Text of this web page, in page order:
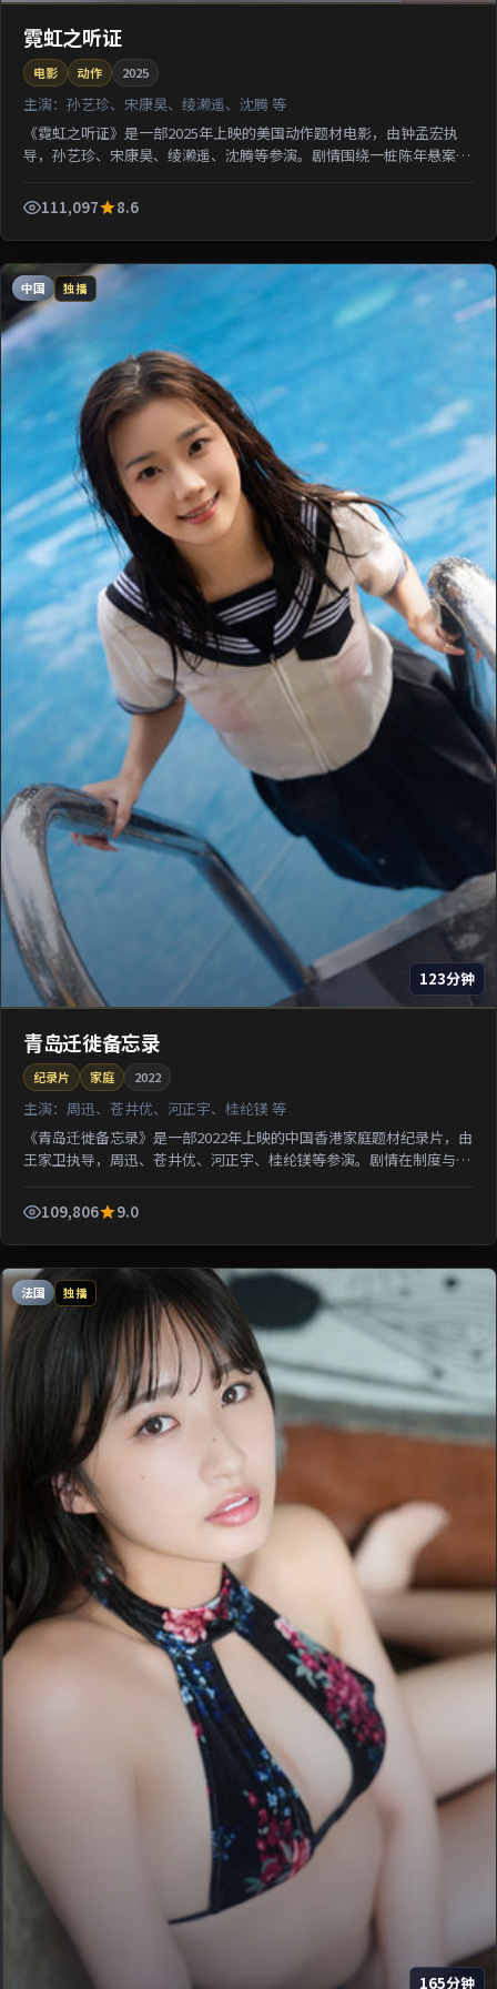
霓虹之听证
电影 动作 2025
主演： 孙艺珍、宋康昊、绫濑遥、沈腾 等
《霓虹之听证》是一部2025年上映的美国动作题材电影，由钟孟宏执
导，孙艺珍、宋康昊、绫濑遥、沈腾等参演。剧情围绕一桩陈年悬案与
111,097
8.6
中国 独播
123分钟
青岛迁徙备忘录
纪录片 家庭 2022
主演： 周迅、苍井优、河正宇、桂纶镁 等
《青岛迁徙备忘录》是一部2022年上映的中国香港家庭题材纪录片，由
王家卫执导，周迅、苍井优、河正宇、桂纶镁等参演。剧情在制度与人
109,806
9.0
法国 独播
165分钟